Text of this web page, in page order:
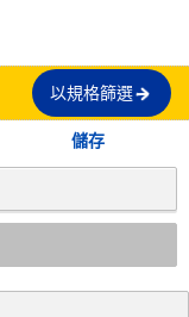
以規格篩選
儲存